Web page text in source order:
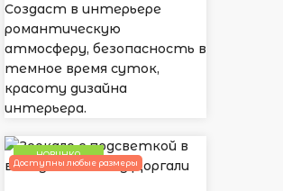
Создаст в интерьере
романтическую
атмосферу, безопасность в
темное время суток,
красоту дизайна
интерьера.
НОВИНКА
Доступны любые размеры